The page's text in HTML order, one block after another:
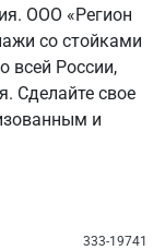
ООО «Регион
со стойками
всей России,
Сделайте свое
и
333-19741